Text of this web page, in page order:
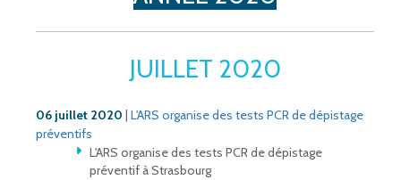
JUILLET 2020
06 juillet 2020 | L'ARS organise des tests PCR de dépistage
préventifs
L'ARS organise des tests PCR de dépistage
préventif à Strasbourg